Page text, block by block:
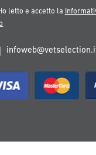
letto e accetto la